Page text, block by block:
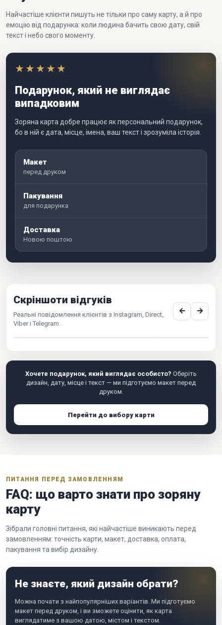
Найчастіше клієнти пишуть не тільки про саму карту, а й про
емоцію від подарунка: коли людина бачить свою дату, свій
текст і небо свого моменту.
★★★★★
Подарунок, який не виглядає
випадковим
Зоряна карта добре працює як персональний подарунок,
бо в ній є дата, місце, імена, ваш текст і зрозуміла історія.
Макет
перед друком
Пакування
для подарунка
Доставка
Новою поштою
Скріншоти відгуків
Реальні повідомлення клієнтів з Instagram, Direct,
Viber і Telegram.
Хочете подарунок, який виглядає особисто? Оберіть
дизайн, дату, місце і текст — ми підготуємо макет перед
друком.
Перейти до вибору карти
ПИТАННЯ ПЕРЕД ЗАМОВЛЕННЯМ
FAQ: що варто знати про зоряну
карту
Зібрали головні питання, які найчастіше виникають перед
замовленням: точність карти, макет, доставка, оплата,
пакування та вибір дизайну.
Не знаєте, який дизайн обрати?
Можна почати з найпопулярніших варіантів. Ми підготуємо
макет перед друком, і ви зможете оцінити, як карта
виглядатиме з вашою датою, містом і текстом.